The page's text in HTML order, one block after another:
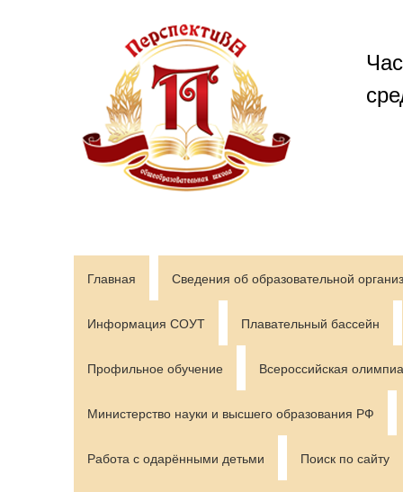
Главная Сведения об образовательной
Информация СОУТ Плавательный бассейн
Профильное обучение Всероссийская
Министерство науки и высшего образования РФ
Работа с одарёнными детьми Поиск по сайту